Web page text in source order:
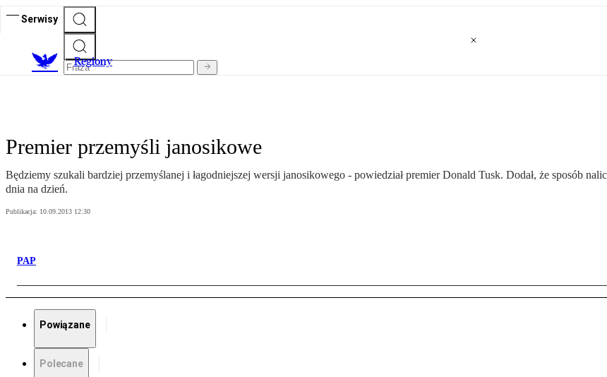
Serwisy
Regiony
Premier przemyśli janosikowe
Będziemy szukali bardziej przemyślanej i łagodniejszej wersji janosikowego - powiedział premier Donald Tusk. Dodał, że sposób
dnia na dzień.
Publikacja: 10.09.2013 12:30
PAP
Powiązane
Polecane